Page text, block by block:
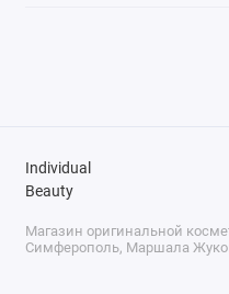
Individual
Beauty
Магазин оригинальной
Симферополь, Маршала